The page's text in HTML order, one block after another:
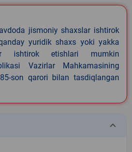
jismoniy shaxslar ishtirok
yuridik shaxs yoki yakka
ishtirok etishlari mumkin
Vazirlar Mahkamasining
son qarori bilan tasdiqlangan
keyboard_arrow_down